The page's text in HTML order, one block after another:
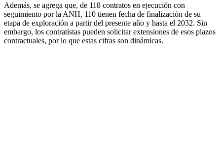
Además, se agrega que, de 118 contratos en ejecución con
seguimiento por la ANH, 110 tienen fecha de finalización de su
etapa de exploración a partir del presente año y hasta el 2032. Sin
embargo, los contratistas pueden solicitar extensiones de esos plazos
contractuales, por lo que estas cifras son dinámicas.